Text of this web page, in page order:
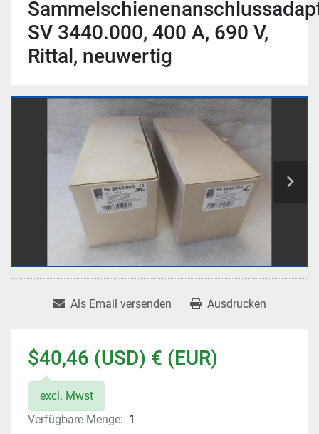
SV 3440.000, 400 A, 690 V,
Rittal, neuwertig
Als Email versenden Ausdrucken
$40,46 (USD) € (EUR)
excl. Mwst
Verfügbare Menge: 1